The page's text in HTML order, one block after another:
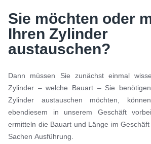
Sie möchten oder
Ihren Zylinder
austauschen?
Dann müssen Sie zunächst einmal
Zylinder – welche Bauart – Sie
Zylinder austauschen möchten,
ebendiesem in unserem Geschäft
ermitteln die Bauart und Länge im
Sachen Ausführung.